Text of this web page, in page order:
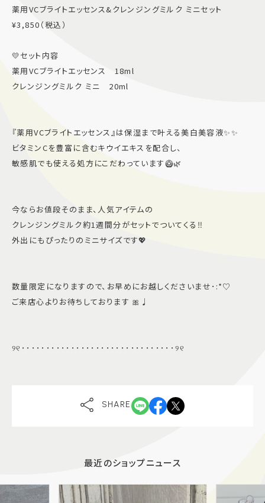
薬用VCブライトエッセンス&クレンジングミルク ミニセット
¥3,850（税込）
💛セット内容
薬用VCブライトエッセンス 18ml
クレンジングミルク ミニ 20ml
『薬用VCブライトエッセンス』は保湿まで叶える美白美容液✨✨
ビタミンCを豊富に含むキウイエキスを配合し、
敏感肌でも使える処方にこだわっています🥝🌿
今ならお値段そのまま、人気アイテムの
クレンジングミルク約1週間分がセットでついてくる‼️
外出にもぴったりのミニサイズです💖
数量限定になりますので、お早めにお越しくださいませ･:*♡
ご来店心よりお待ちしております 🎀♩
୨୧･･･････････････････････････････୨୧
SHARE
最近のショップニュース